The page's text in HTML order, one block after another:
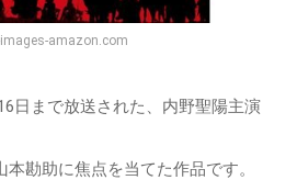
amazon.com
日まで放送された、内野聖陽主演
勘助に焦点を当てた作品です。